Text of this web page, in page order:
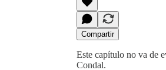
Compartir
Este capítulo no va de
Condal.